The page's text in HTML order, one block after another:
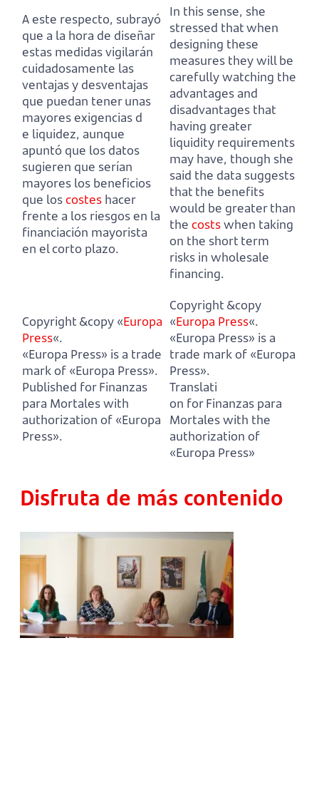
A este respecto, subrayó
que a la hora de diseñar
estas medidasvigilarán
cuidadosamente las
ventajas y desventajas
que puedan tener unas
mayores exigencias d
e liquidez, aunque
apuntó que los datos
sugieren que serían
mayores los beneficios
que loscostes hacer
frente a los riesgos en la
financiación mayorista
en el corto plazo.
In this sense, she
stressed that when
designing these
measures they will be
carefully watching the
advantages and
disadvantages that
having greater
liquidity requirements
may have, though she
said the data suggests
that the benefits
would be greater than
the costswhen taking
on the short term
risks in wholesale
financing.
Copyright &copy «Europa
Press«.
«Europa Press» is a trade
mark of «Europa Press».
Published for Finanzas
para Mortales with
authorization of «Europa
Press».
Copyright &copy
«Europa Press«.
«Europa Press» is a
trade mark of «Europa
Press».
Translati
on for Finanzas para
Mortales with the
authorization of
«Europa Press»
Disfruta de más contenido